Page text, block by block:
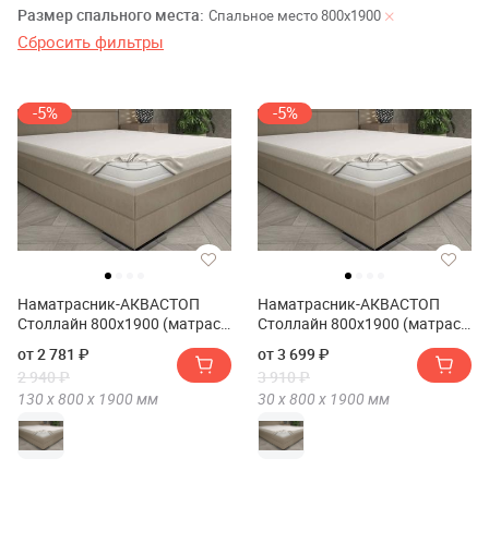
Размер спального места: Спальное место 800х1900
Сбросить фильтры
-5%
Наматрасник-АКВАСТОП
Столлайн 800х1900 (матрас
от 2 781 ₽
2 940 ₽
130 х800 х 1900 мм
-5%
Наматрасник-АКВАСТОП
Столлайн 800х1900 (матрас
от 3 699 ₽
3 910 ₽
30 х800 х 1900 мм